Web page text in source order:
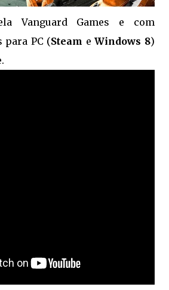
Vanguard Games e com
para PC (Steam eWindows 8)